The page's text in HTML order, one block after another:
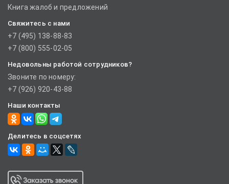
Книга жалоб и предложений
Свяжитесь с нами
+7 (495) 138-88-83
+7 (800) 555-02-05
Недовольны работой сотрудников?
Звоните по номеру:
+7 (926) 920-43-88
Наши контакты
Делитесь в соцсетях